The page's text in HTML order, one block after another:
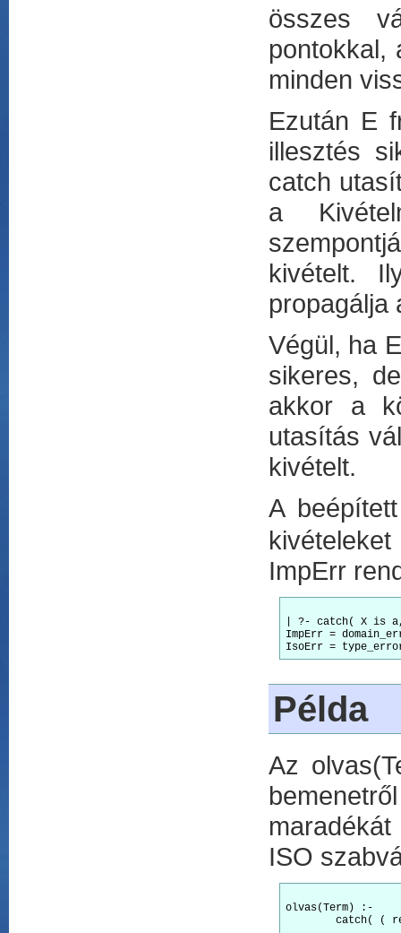
összes
pontokkal,
minden
Ezután E
illesztés
catch
a
kivételt.
propagálja
Végül, ha
sikeres,
akkor a
utasítás
kivételt.
A
ImpErr
| ?- catch( X is
ImpErr =
Példa
Az
ISO
olvas(Term) :-